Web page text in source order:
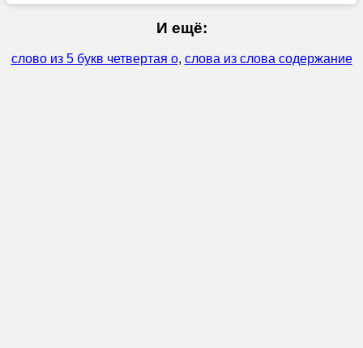
И ещё:
слово из 5 букв четвертая о, слова из слова содержание